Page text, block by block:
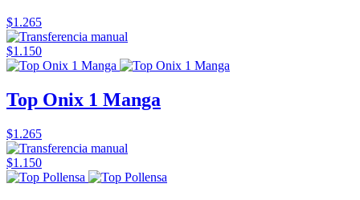
$1.265
$1.150
Top Onix 1 Manga
$1.265
$1.150